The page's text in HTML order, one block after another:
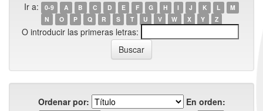
Ir a: 0-9 A B C D E F G H I J K L
M
N
O P Q R S T U V W X Y Z
O introducir las primeras letras:
Ordenar por:
En orden: